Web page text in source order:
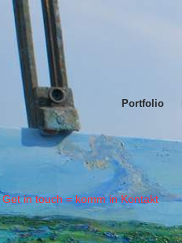
Portfolio
Get in touch = komm in Kontakt